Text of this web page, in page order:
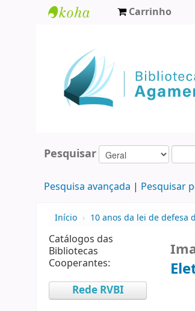
Agamenon
Magalhães
Carrinho
Pesquisar
Pesquisa avançada Pesquisar
Início › 10 anos da lei de defesa
Catálogos das
Bibliotecas
Cooperantes:
Rede RVBI